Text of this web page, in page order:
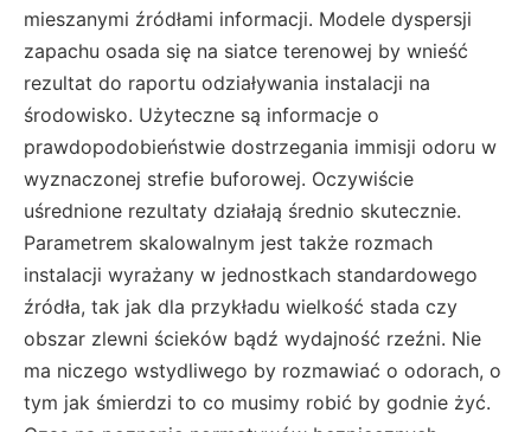
mieszanymi źródłami informacji. Modele dyspersji
zapachu osada się na siatce terenowej by wnieść
rezultat do raportu odziaływania instalacji na
środowisko. Użyteczne są informacje o
prawdopodobieństwie dostrzegania immisji odoru w
wyznaczonej strefie buforowej. Oczywiście
uśrednione rezultaty działają średnio skutecznie.
Parametrem skalowalnym jest także rozmach
instalacji wyrażany w jednostkach standardowego
źródła, tak jak dla przykładu wielkość stada czy
obszar zlewni ścieków bądź wydajność rzeźni. Nie
ma niczego wstydliwego by rozmawiać o odorach, o
tym jak śmierdzi to co musimy robić by godnie żyć.